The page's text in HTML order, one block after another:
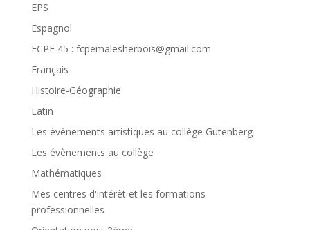
EPS
Espagnol
FCPE 45 : fcpemalesherbois@gmail.com
Français
Histoire-Géographie
Latin
Les évènements artistiques au collège Gutenberg
Les évènements au collège
Mathématiques
Mes centres d'intérêt et les formations
professionnelles